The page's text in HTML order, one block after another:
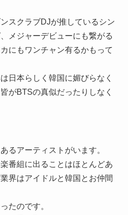
スクラブDJが推しているシン
メジャーデビューにも繋がる
にもワンチャン有るかもって
日本らしく韓国に媚びらなく
がBTSの真似だったりしなく
るアーティストがいます。
番組に出ることはほとんどあ
界はアイドルと韓国とお仲間
たのです。